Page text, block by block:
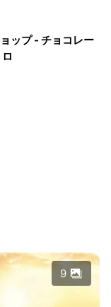
ップ - チョコレー
9